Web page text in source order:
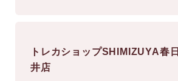
トレカショップSHIMIZUYA春日
井店